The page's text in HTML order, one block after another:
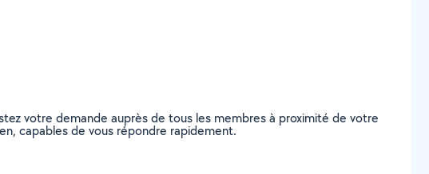
votre demande auprès de tous les membres à proximité de votre
capables de vous répondre rapidement.